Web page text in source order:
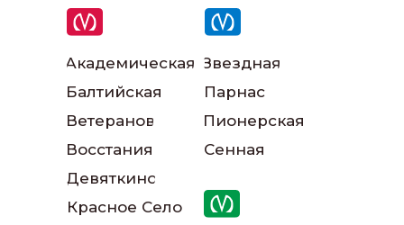
Академическая
Балтийская
Ветеранов
Восстания
Девяткино
Звездная
Пионерская
Парнас
Сенная
Красное Село